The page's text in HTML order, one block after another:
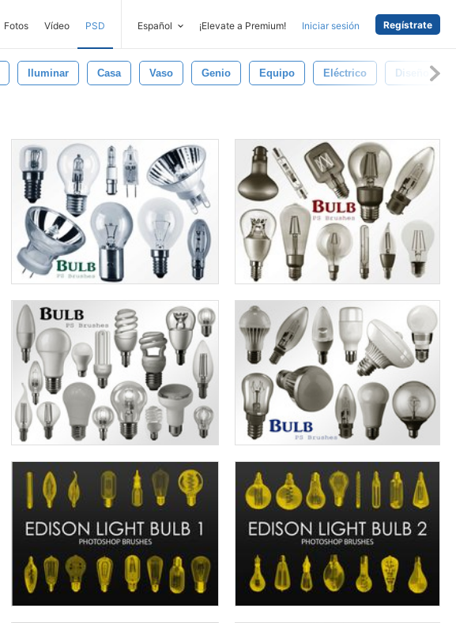
Fotos Vídeo PSD Español ¡Elevate a Premium! Iniciar sesión Regístrate
Iluminar Casa Vaso Genio Equipo Eléctrico Diseño